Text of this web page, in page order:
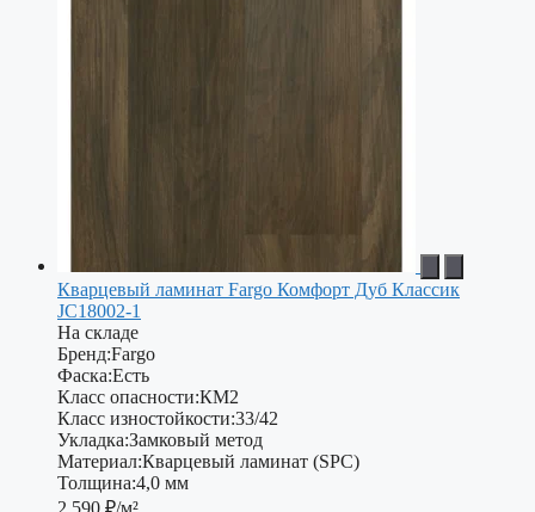
Кварцевый ламинат Fargo Комфорт Дуб Классик
JC18002-1
На складе
Бренд:Fargo
Фаска:Есть
Класс опасности:КМ2
Класс изностойкости:33/42
Укладка:Замковый метод
Материал:Кварцевый ламинат (SPC)
Толщина:4,0 мм
2 590 ₽/м²